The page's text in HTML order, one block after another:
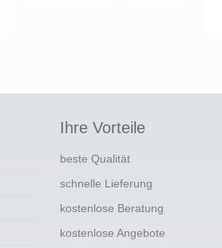
Ihre Vorteile
beste Qualität
schnelle Lieferung
kostenlose Beratung
kostenlose Angebote